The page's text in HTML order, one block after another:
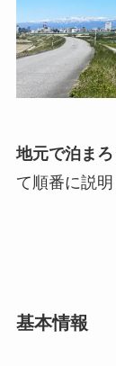
地元で泊ま
て順番に説明
基本情報